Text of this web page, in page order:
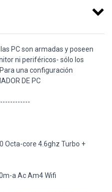
PC son armadas y poseen
ni periféricos- sólo los
una configuración
DE PC
Octa-core 4.6ghz Turbo +
a Ac Am4 Wifi